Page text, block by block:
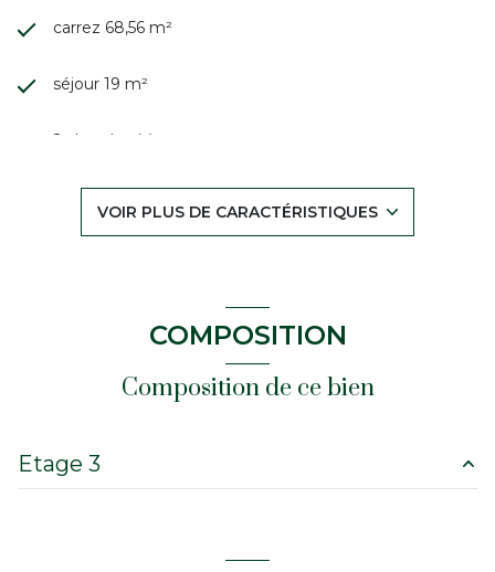
carrez 68,56 m²
séjour 19 m²
2 chambre(s)
cuisine séparée (équipée)
Chauffage individuel : radiateur (electrique)
exposition Est
VOIR PLUS DE CARACTÉRISTIQUES
COMPOSITION
Composition de ce bien
Etage 3